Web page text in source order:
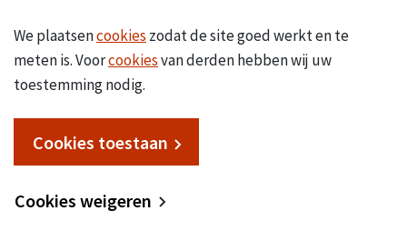
We plaatsencookies zodat de site goed werkt en te
meten is. Voorcookiesvan derden hebben wij uw
toestemming nodig.
Cookies toestaan
Cookies weigeren